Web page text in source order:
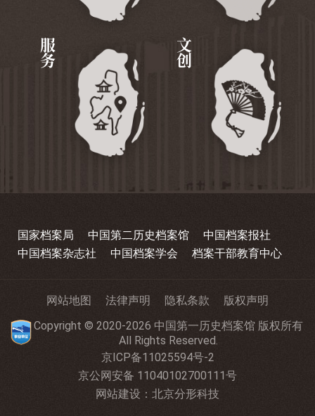
服务 文创
国家档案局 中国第二历史档案馆
中国档案报社
中国档案杂志社
中国档案学会 档案干部教育中心
网站地图 法律声明 隐私条款
版权声明
Copyright © 2020-2026 中国第一历史档案馆 版权所有
All Rights Reserved.
京ICP备11025594号-2
京公网安备 11040102700111号
网站建设 ： 北京分形科技